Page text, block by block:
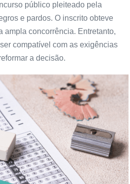
público pleiteado pela
e pardos. O inscrito obteve
ampla concorrência. Entretanto,
compatível com as exigências
a decisão.